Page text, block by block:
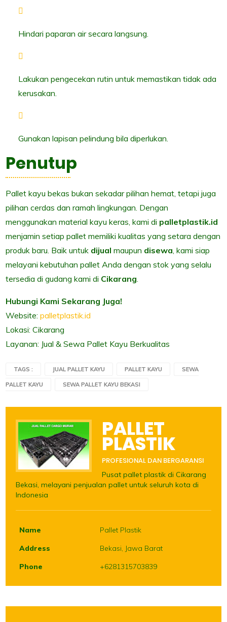
Hindari paparan air secara langsung.
Lakukan pengecekan rutin untuk memastikan tidak ada
kerusakan.
Gunakan lapisan pelindung bila diperlukan.
Penutup
Pallet kayu bekas bukan sekadar pilihan hemat, tetapi juga
pilihan cerdas dan ramah lingkungan. Dengan
menggunakan material kayu keras, kami di palletplastik.id
menjamin setiap pallet memiliki kualitas yang setara dengan
produk baru. Baik untuk dijual maupun disewa , kami siap
melayani kebutuhan pallet Anda dengan stok yang selalu
tersedia di gudang kami di Cikarang
Hubungi Kami Sekarang Juga!
Website:palletplastik.id
Lokasi: Cikarang
Layanan: Jual & Sewa Pallet Kayu Berkualitas
TAGS : JUAL PALLET KAYU PALLET KAYU SEWA
PALLET KAYU SEWA PALLET KAYU BEKASI
PALLET
PLASTIK
PROFESIONAL DAN BERGARANSI
Pusat pallet plastik di Cikarang
Bekasi, melayani penjualan pallet untuk seluruh kota di
Indonesia
Name
Pallet Plastik
Address
Bekasi, Jawa Barat
Phone
+6281315703839